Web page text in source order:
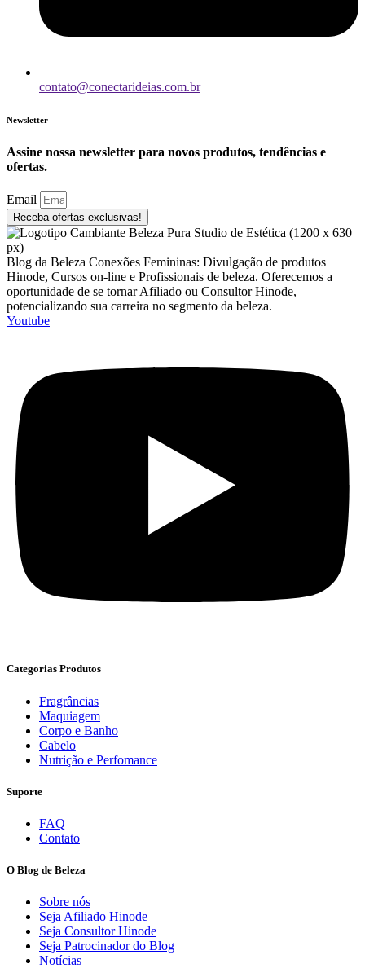
contato@conectarideias.com.br
Newsletter
Assine nossa newsletter para novos produtos, tendências e
ofertas.
Email
Receba ofertas exclusivas!
Blog da Beleza Conexões Femininas: Divulgação de produtos
Hinode, Cursos on-line e Profissionais de beleza. Oferecemos a
oportunidade de se tornar Afiliado ou Consultor Hinode,
potencializando sua carreira no segmento da beleza.
Youtube
Categorias Produtos
Fragrâncias
Maquiagem
Corpo e Banho
Cabelo
Nutrição e Perfomance
Suporte
FAQ
Contato
O Blog de Beleza
Sobre nós
Seja Afiliado Hinode
Seja Consultor Hinode
Seja Patrocinador do Blog
Notícias